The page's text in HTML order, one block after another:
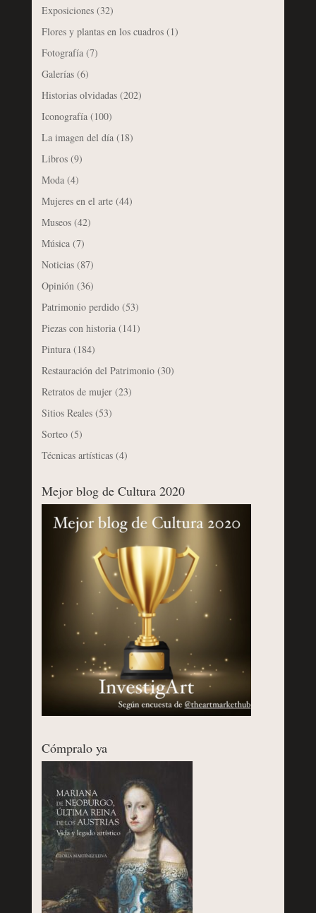
Exposiciones(32)
Flores y plantas en los cuadros(1)
Fotografía(7)
Galerías(6)
Historias olvidadas(202)
Iconografía(100)
La imagen del día(18)
Libros(9)
Moda(4)
Mujeres en el arte(44)
Museos(42)
Música(7)
Noticias(87)
Opinión(36)
Patrimonio perdido(53)
Piezas con historia(141)
Pintura(184)
Restauración del Patrimonio(30)
Retratos de mujer(23)
Sitios Reales(53)
Sorteo(5)
Técnicas artísticas(4)
Mejor blog de Cultura 2020
Cómpralo ya